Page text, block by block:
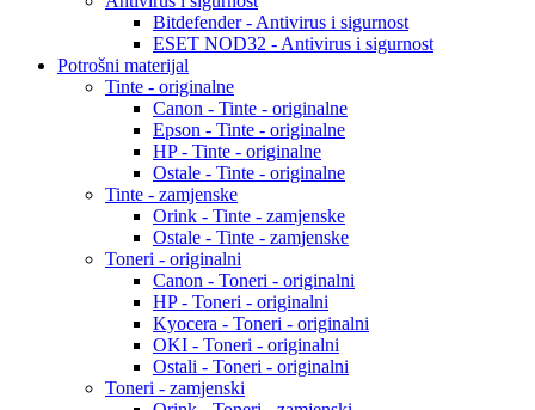
Bitdefender - Antivirus i sigurnost
ESET NOD32 - Antivirus i sigurnost
Potrošni materijal
Tinte - originalne
Canon - Tinte - originalne
Epson - Tinte - originalne
HP - Tinte - originalne
Ostale - Tinte - originalne
Tinte - zamjenske
Orink - Tinte - zamjenske
Ostale - Tinte - zamjenske
Toneri - originalni
Canon - Toneri - originalni
HP - Toneri - originalni
Kyocera - Toneri - originalni
OKI - Toneri - originalni
Ostali - Toneri - originalni
Toneri - zamjenski